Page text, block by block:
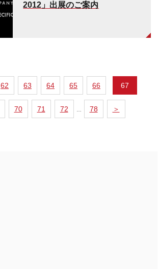
2012」出展のご案内
62 63 64 65 66 67
70 71 72 78 ＞